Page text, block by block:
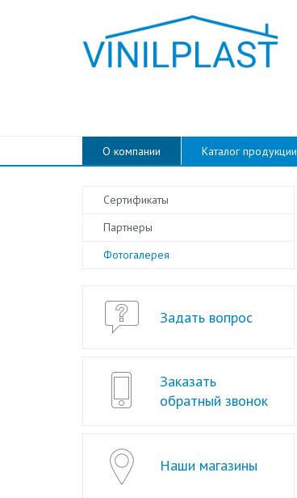
О компании Каталог продукции
Сертификаты
Партнеры
Фотогалерея
Задать вопрос
Заказать
обратный звонок
Наши магазины